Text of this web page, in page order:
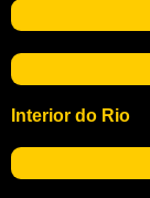
Interior do Rio